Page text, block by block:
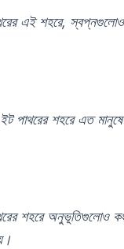
এই শহরে, স্বপ্নগুলোও
পাথরের শহরে এত
শহরে অনুভূতিগুলোও